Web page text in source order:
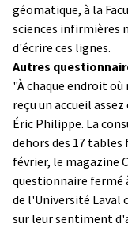
géomatique, à la
sciences infirmières
d'écrire ces lignes.
Autres
"À chaque endroit
reçu un accueil
Éric Philippe. La
dehors des 17
février, le magazine
questionnaire fermé
de l'Université Laval
sur leur sentiment